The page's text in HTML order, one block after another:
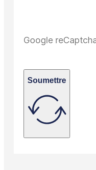
Google
Soumettre